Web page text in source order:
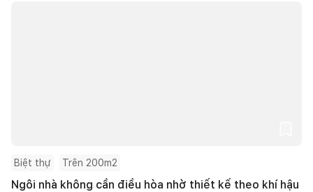
Biệt thự Trên 200m2
Ngôi nhà không cần điều hòa nhờ thiết kế theo khí hậu